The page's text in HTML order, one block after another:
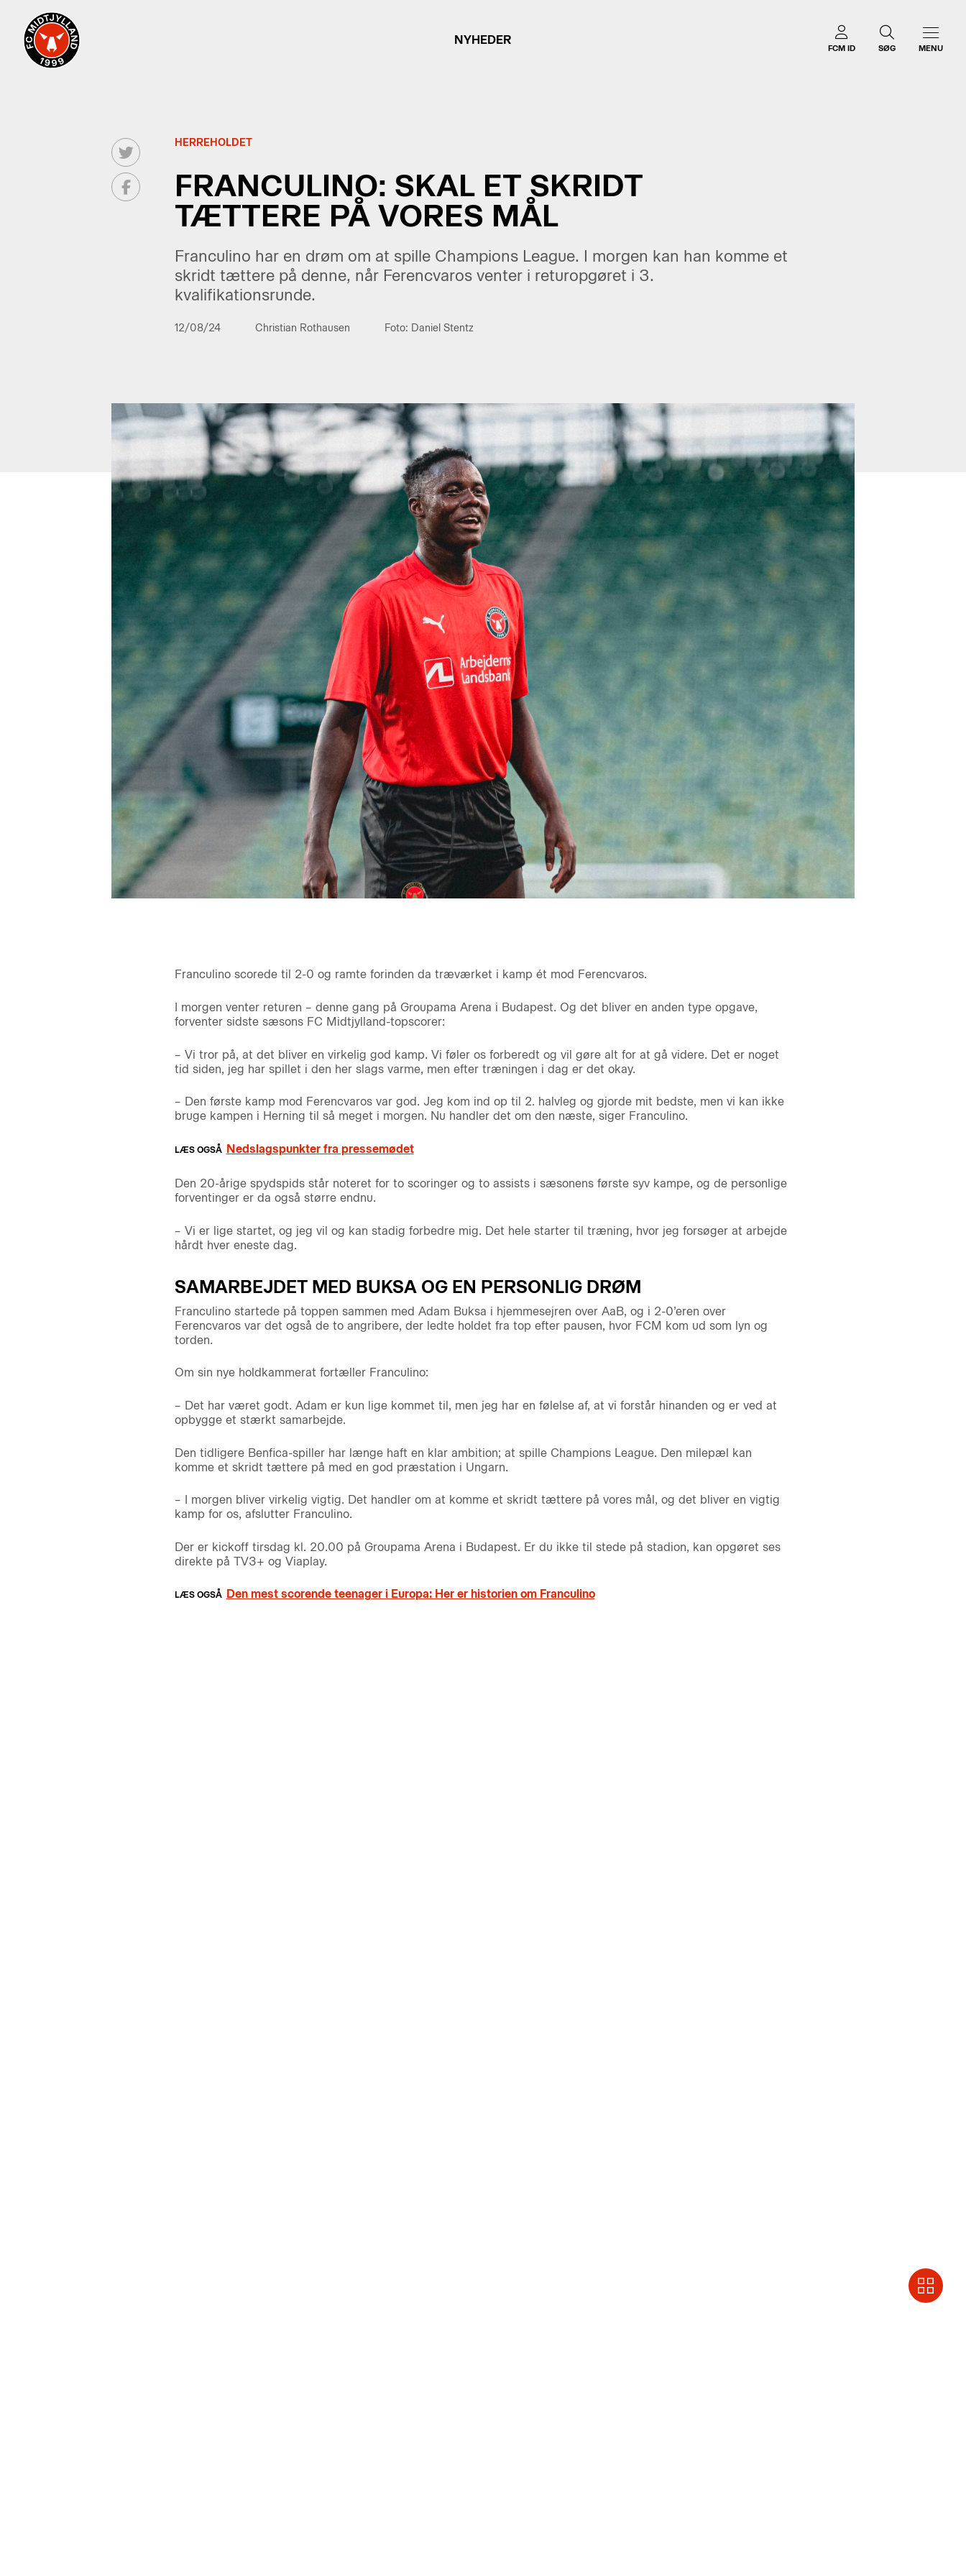
NYHEDER
FCM ID SØG MENU
HERREHOLDET
FRANCULINO: SKAL ET SKRIDT
TÆTTERE PÅ VORES MÅL
Franculino har en drøm om at spille Champions League. I morgen kan han komme et
skridt tættere på denne, når Ferencvaros venter i returopgøret i 3.
kvalifikationsrunde.
12/08/24 Christian Rothausen Foto: Daniel Stentz
Franculino scorede til 2-0 og ramte forinden da træværket i kamp ét mod Ferencvaros.
I morgen venter returen – denne gang på Groupama Arena i Budapest. Og det bliver en anden type opgave,
forventer sidste sæsons FC Midtjylland-topscorer:
– Vi tror på, at det bliver en virkelig god kamp. Vi føler os forberedt og vil gøre alt for at gå videre. Det er noget
tid siden, jeg har spillet i den her slags varme, men efter træningen i dag er det okay.
– Den første kamp mod Ferencvaros var god. Jeg kom ind op til 2. halvleg og gjorde mit bedste, men vi kan ikke
bruge kampen i Herning til så meget i morgen. Nu handler det om den næste, siger Franculino.
Nedslagspunkter fra pressemødet
Den 20-årige spydspids står noteret for to scoringer og to assists i sæsonens første syv kampe, og de personlige
forventinger er da også større endnu.
– Vi er lige startet, og jeg vil og kan stadig forbedre mig. Det hele starter til træning, hvor jeg forsøger at arbejde
hårdt hver eneste dag.
SAMARBEJDET MED BUKSA OG EN PERSONLIG DRØM
Franculino startede på toppen sammen med Adam Buksa i hjemmesejren over AaB, og i 2-0’eren over
Ferencvaros var det også de to angribere, der ledte holdet fra top efter pausen, hvor FCM kom ud som lyn og
torden.
Om sin nye holdkammerat fortæller Franculino:
– Det har været godt. Adam er kun lige kommet til, men jeg har en følelse af, at vi forstår hinanden og er ved at
opbygge et stærkt samarbejde.
Den tidligere Benfica-spiller har længe haft en klar ambition; at spille Champions League. Den milepæl kan
komme et skridt tættere på med en god præstation i Ungarn.
– I morgen bliver virkelig vigtig. Det handler om at komme et skridt tættere på vores mål, og det bliver en vigtig
kamp for os, afslutter Franculino.
Der er kickoff tirsdag kl. 20.00 på Groupama Arena i Budapest. Er du ikke til stede på stadion, kan opgøret ses
direkte på TV3+ og Viaplay.
Den mest scorende teenager i Europa: Her er historien om Franculino